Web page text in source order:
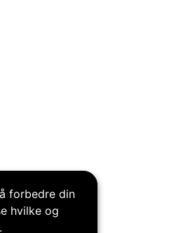
forbedre din
hvilke og